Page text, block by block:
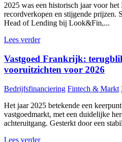
2025 was een historisch jaar voor
recordverkopen en stijgende prijzen.
Head of Lending bij Look&Fin,...
Lees verder
Vastgoed Frankrijk:
vooruitzichten voor 2026
Bedrijfsfinanciering Fintech & Markt
Het jaar 2025 betekende een
vastgoedmarkt, met een duidelijke
achteruitgang. Gesterkt door een
Lees verder